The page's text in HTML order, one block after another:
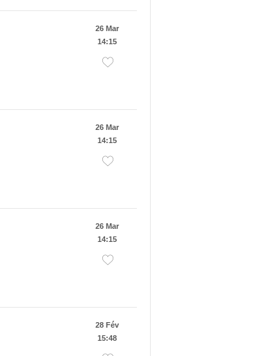
26 Mar
14:15
26 Mar
14:15
26 Mar
14:15
28 Fév
15:48